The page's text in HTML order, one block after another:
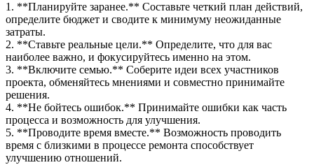
1. **Планируйте заранее.** Составьте четкий план действий,
определите бюджет и сводите к минимуму неожиданные
затраты.
2. **Ставьте реальные цели.** Определите, что для вас
наиболее важно, и фокусируйтесь именно на этом.
3. **Включите семью.** Соберите идеи всех участников
проекта, обменяйтесь мнениями и совместно принимайте
решения.
4. **Не бойтесь ошибок.** Принимайте ошибки как часть
процесса и возможность для улучшения.
5. **Проводите время вместе.** Возможность проводить
время с близкими в процессе ремонта способствует
улучшению отношений.